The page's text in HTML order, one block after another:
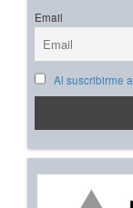
Email
Al suscribirme